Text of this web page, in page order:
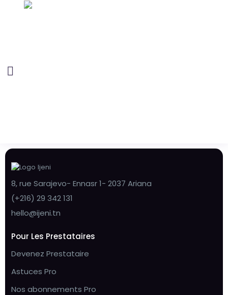
8, rue Sarajevo- Ennasr 1- 2037 Ariana
(+216) 29 342 131
hello@ijeni.tn
Pour Les Prestataires
Devenez Prestataire
Astuces Pro
Nos abonnements Pro